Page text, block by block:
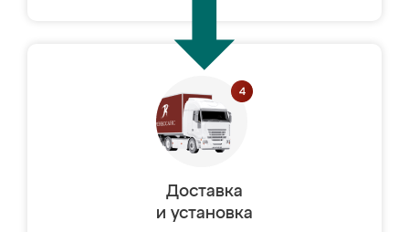
Доставка
и установка